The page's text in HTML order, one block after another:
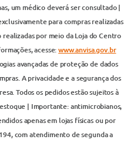
um médico deverá ser consultado |
para compras realizadas
por meio da Loja do Centro
acesse:www.anvisa.gov.br
avançadas de proteção de dados
A privacidade e a segurança dos
Todos os pedidos estão sujeitos à
| Importante: antimicrobianos,
apenas em lojas físicas ou por
com atendimento de segunda a